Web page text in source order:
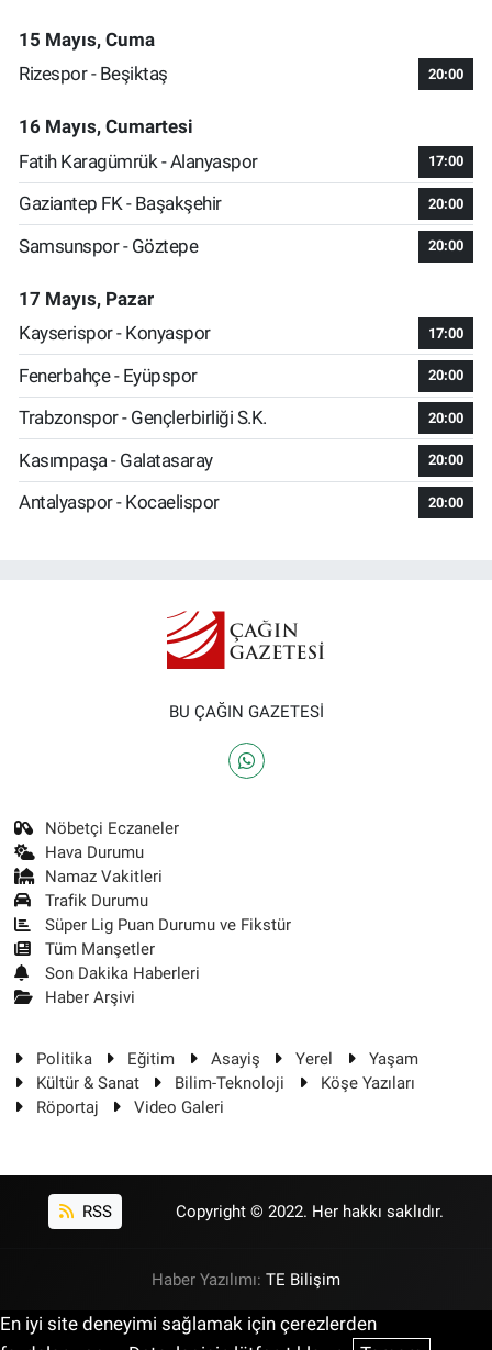
15 Mayıs, Cuma
Rizespor - Beşiktaş
20:00
16 Mayıs, Cumartesi
Fatih Karagümrük - Alanyaspor
17:00
Gaziantep FK - Başakşehir 20:00
Samsunspor - Göztepe 20:00
17 Mayıs, Pazar
Kayserispor - Konyaspor
17:00
Fenerbahçe - Eyüpspor 20:00
Trabzonspor - Gençlerbirliği S.K. 20:00
Kasımpaşa - Galatasaray 20:00
Antalyaspor - Kocaelispor 20:00
BU ÇAĞIN GAZETESİ
Nöbetçi Eczaneler
Hava Durumu
Namaz Vakitleri
Trafik Durumu
Süper Lig Puan Durumu ve Fikstür
Tüm Manşetler
Son Dakika Haberleri
Haber Arşivi
Politika Eğitim Asayiş Yerel
Yaşam
Kültür & Sanat
Bilim-Teknoloji
Köşe Yazıları
Röportaj
Video Galeri
RSS Copyright © 2022. Her hakkı saklıdır.
Haber Yazılımı: TE Bilişim
En iyi site deneyimi sağlamak için çerezlerden